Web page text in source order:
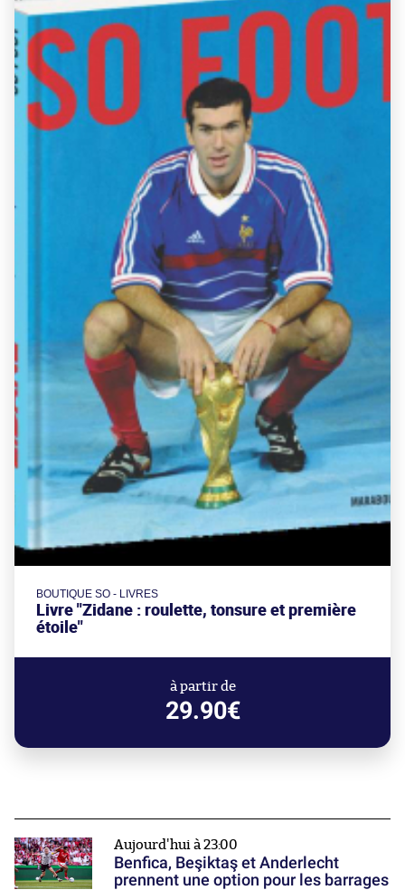
BOUTIQUE SO - LIVRES
Livre "Zidane : roulette, tonsure et première
étoile"
à partir de
29.90€
Aujourd'hui à 23:00
Benfica, Beşiktaş et Anderlecht
prennent une option pour les barrages